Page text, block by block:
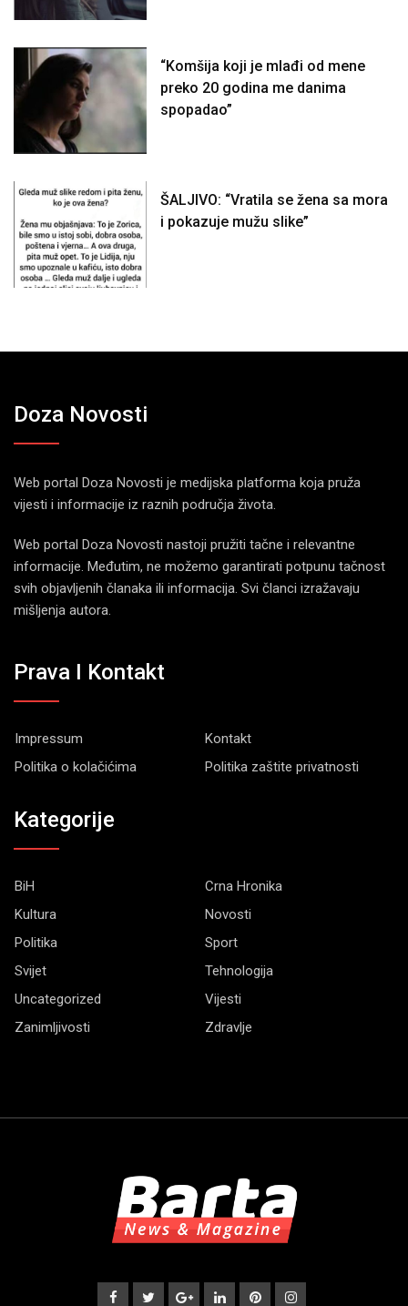
“Komšija koji je mlađi od mene
preko 20 godina me danima
spopadao”
ŠALJIVO: “Vratila se žena sa mora
i pokazuje mužu slike”
Doza Novosti
Web portal Doza Novosti je medijska platforma koja pruža
vijesti i informacije iz raznih područja života.
Web portal Doza Novosti nastoji pružiti tačne i relevantne
informacije. Međutim, ne možemo garantirati potpunu tačnost
svih objavljenih članaka ili informacija. Svi članci izražavaju
mišljenja autora.
Prava I Kontakt
Impressum
Kontakt
Politika o kolačićima
Politika zaštite privatnosti
Kategorije
BiH
Crna Hronika
Kultura
Novosti
Politika
Sport
Svijet
Tehnologija
Uncategorized
Vijesti
Zanimljivosti
Zdravlje